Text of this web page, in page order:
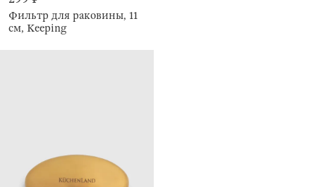
Фильтр для раковины, 11
см, Keeping